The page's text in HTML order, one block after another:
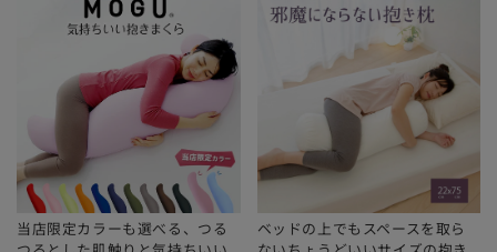
当店限定カラーも選べる、つる
ベッドの上でもスペースを取ら